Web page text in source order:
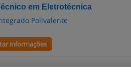
em Eletrotécnica
Polivalente
informações